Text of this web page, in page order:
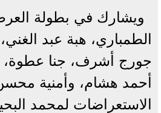
ويشارك في بطولة
الطمباري، هبة عبد
جورج أشرف، جنا عطوة،
أحمد هشام، وأمنية
الاستعراضات لمحمد